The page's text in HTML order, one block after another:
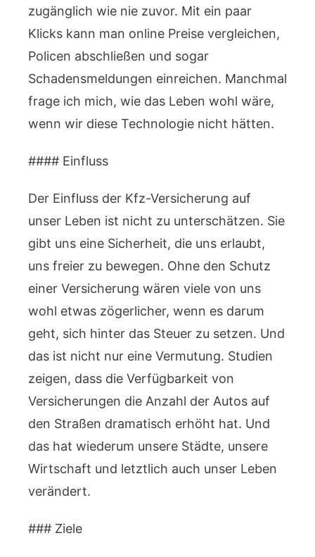
zugänglich wie nie zuvor. Mit ein paar
Klicks kann man online Preise vergleichen,
Policen abschließen und sogar
Schadensmeldungen einreichen. Manchmal
frage ich mich, wie das Leben wohl wäre,
wenn wir diese Technologie nicht hätten.
#### Einfluss
Der Einfluss der Kfz-Versicherung auf
unser Leben ist nicht zu unterschätzen. Sie
gibt uns eine Sicherheit, die uns erlaubt,
uns freier zu bewegen. Ohne den Schutz
einer Versicherung wären viele von uns
wohl etwas zögerlicher, wenn es darum
geht, sich hinter das Steuer zu setzen. Und
das ist nicht nur eine Vermutung. Studien
zeigen, dass die Verfügbarkeit von
Versicherungen die Anzahl der Autos auf
den Straßen dramatisch erhöht hat. Und
das hat wiederum unsere Städte, unsere
Wirtschaft und letztlich auch unser Leben
verändert.
### Ziele